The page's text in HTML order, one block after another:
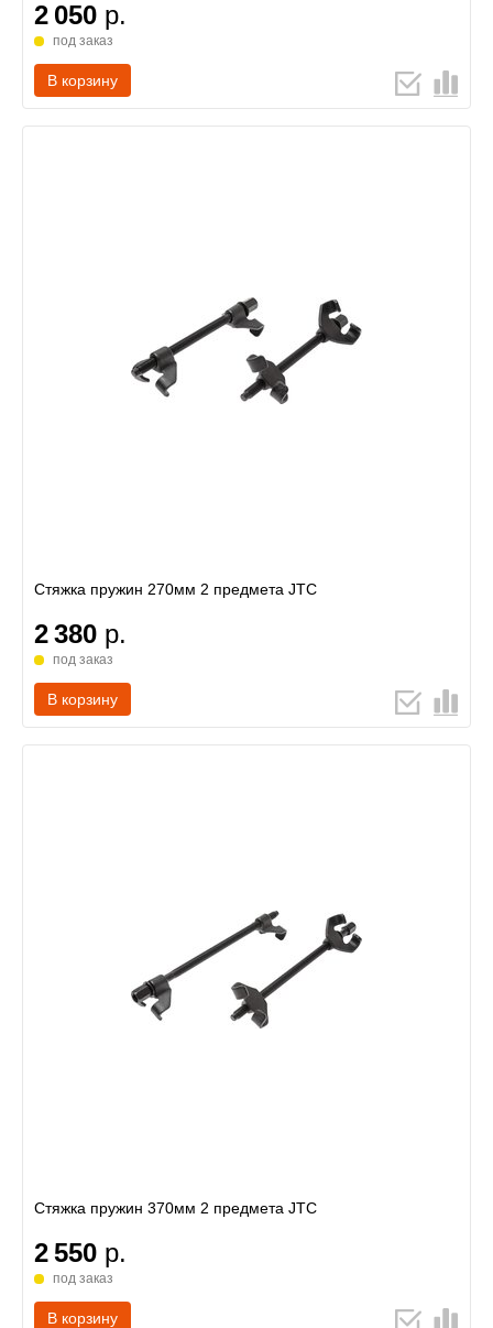
2 050 р.
под заказ
В корзину
Стяжка пружин 270мм 2 предмета JTC
2 380 р.
под заказ
В корзину
Стяжка пружин 370мм 2 предмета JTC
2 550 р.
под заказ
В корзину